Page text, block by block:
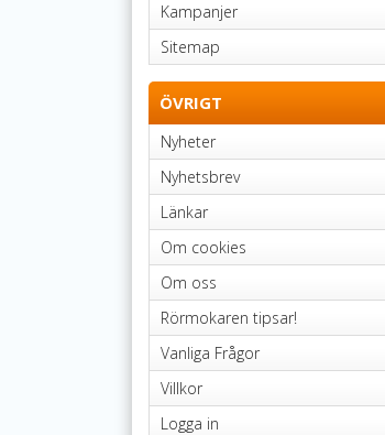
Kampanjer
Sitemap
ÖVRIGT
Nyheter
Nyhetsbrev
Länkar
Om cookies
Om oss
Rörmokaren tipsar!
Vanliga Frågor
Villkor
Logga in